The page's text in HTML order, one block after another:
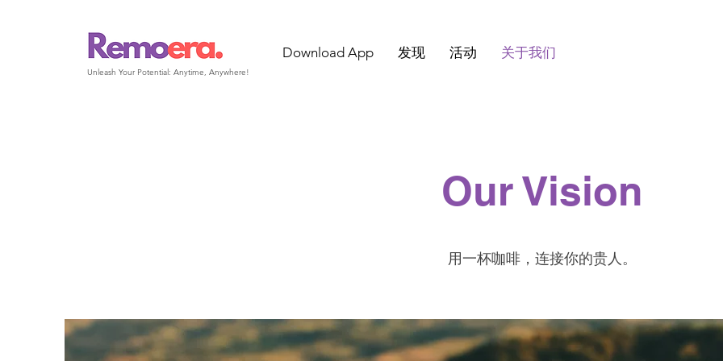
Download App 发现 活动 关于我们
Unleash Your Potential: Anytime, Anywhere!
Our Vision
用一杯咖啡，连接你的贵人。